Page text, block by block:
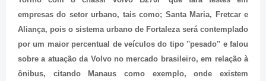
empresas do setor urbano, tais como; Santa Maria, Fretcar e
Aliança, pois o sistema urbano de Fortaleza será contemplado
por um maior percentual de veículos do tipo ''pesado'' e falou
sobre a atuação da Volvo no mercado brasileiro, em relação à
ônibus, citando Manaus como exemplo, onde existem